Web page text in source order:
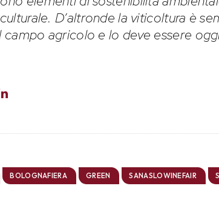
D’altronde la viticoltura è
campo agricolo e lo deve essere
BOLOGNAFIERA GREEN SANASLOWINEFAIR